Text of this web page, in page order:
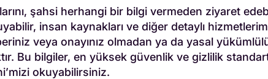
şahsi herhangi bir bilgi vermeden ziyaret
insan kaynakları ve diğer detaylı
veya onayınız olmadan ya da yasal
Bu bilgiler, en yüksek güvenlik ve gizlilik
okuyabilirsiniz.